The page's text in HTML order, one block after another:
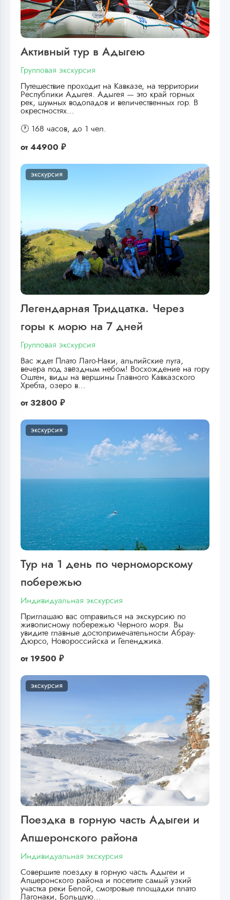
Активный тур в Адыгею
Групповая экскурсия
Путешествие проходит на Кавказе, на территории
Республики Адыгея. Адыгея — это край горных
рек, шумных водопадов и величественных гор. В
окрестностях…
🕐 168 часов, до 1 чел.
от 44900 ₽
экскурсия
Легендарная Тридцатка. Через
горы к морю на 7 дней
Групповая экскурсия
Вас ждет Плато Лаго-Наки, альпийские луга,
вечера под звёздным небом! Восхождение на гору
Оштен, виды на вершины Главного Кавказского
Хребта, озеро в…
от 32800 ₽
экскурсия
Тур на 1 день по черноморскому
побережью
Индивидуальная экскурсия
Приглашаю вас отправиться на экскурсию по
живописному побережью Черного моря. Вы
увидите главные достопримечательности Абрау-
Дюрсо, Новороссийска и Геленджика.
от 19500 ₽
экскурсия
Поездка в горную часть Адыгеи и
Апшеронского района
Индивидуальная экскурсия
Совершите поездку в горную часть Адыгеи и
Апшеронского района и посетите самый узкий
участка реки Белой, смотровые площадки плато
Лагонаки, Большую…